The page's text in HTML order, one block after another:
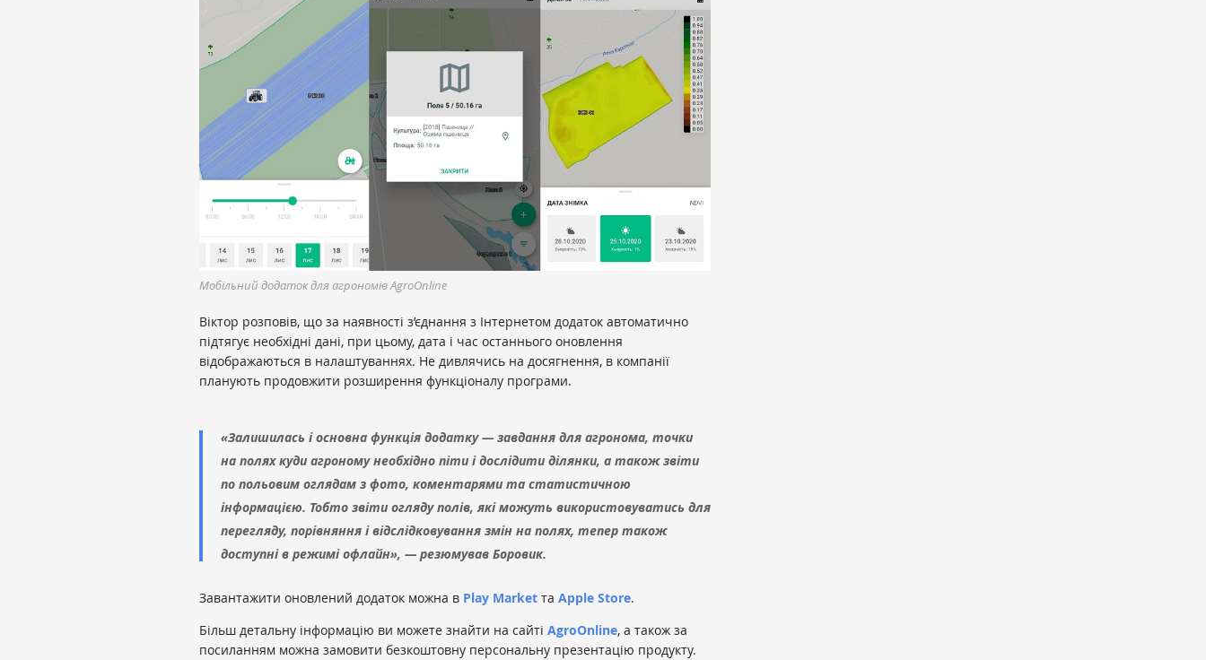
Мобільний додаток для агрономів AgroOnline
Віктор розповів, що за наявності з’єднання з Інтернетом додаток автоматично
підтягує необхідні дані, при цьому, дата і час останнього оновлення
відображаються в налаштуваннях. Не дивлячись на досягнення, в компанії
планують продовжити розширення функціоналу програми.
«Залишилась і основна функція додатку — завдання для агронома, точки
на полях куди агроному необхідно піти і дослідити ділянки, а також звіти
по польовим оглядам з фото, коментарями та статистичною
інформацією. Тобто звіти огляду полів, які можуть використовуватись для
перегляду, порівняння і відслідковування змін на полях, тепер також
доступні в режимі офлайн», — резюмував Боровик.
Завантажити оновлений додаток можна в Play Market та Apple Store.
Більш детальну інформацію ви можете знайти на сайті AgroOnline, а також за
посиланням можна замовити безкоштовну персональну презентацію продукту.